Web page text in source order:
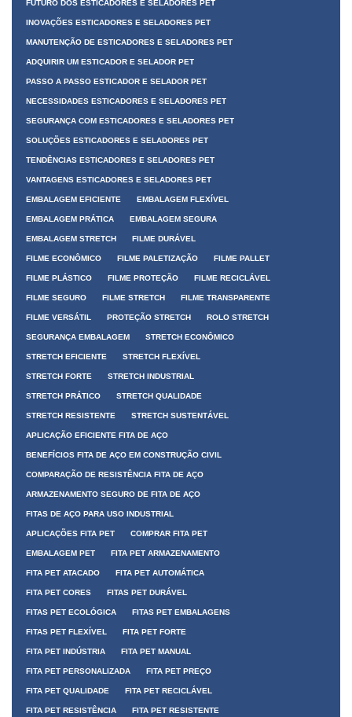
FUTURO DOS ESTICADORES E SELADORES PET
INOVAÇÕES ESTICADORES E SELADORES PET
MANUTENÇÃO DE ESTICADORES E SELADORES PET
ADQUIRIR UM ESTICADOR E SELADOR PET
PASSO A PASSO ESTICADOR E SELADOR PET
NECESSIDADES ESTICADORES E SELADORES PET
SEGURANÇA COM ESTICADORES E SELADORES PET
SOLUÇÕES ESTICADORES E SELADORES PET
TENDÊNCIAS ESTICADORES E SELADORES PET
VANTAGENS ESTICADORES E SELADORES PET
EMBALAGEM EFICIENTE EMBALAGEM FLEXÍVEL
EMBALAGEM PRÁTICA EMBALAGEM SEGURA
EMBALAGEM STRETCH FILME DURÁVEL
FILME ECONÔMICO FILME PALETIZAÇÃO FILME PALLET
FILME PLÁSTICO FILME PROTEÇÃO FILME RECICLÁVEL
FILME SEGURO FILME STRETCH FILME TRANSPARENTE
FILME VERSÁTIL PROTEÇÃO STRETCH ROLO STRETCH
SEGURANÇA EMBALAGEM STRETCH ECONÔMICO
STRETCH EFICIENTE STRETCH FLEXÍVEL
STRETCH FORTE STRETCH INDUSTRIAL
STRETCH PRÁTICO STRETCH QUALIDADE
STRETCH RESISTENTE STRETCH SUSTENTÁVEL
APLICAÇÃO EFICIENTE FITA DE AÇO
BENEFÍCIOS FITA DE AÇO EM CONSTRUÇÃO CIVIL
COMPARAÇÃO DE RESISTÊNCIA FITA DE AÇO
ARMAZENAMENTO SEGURO DE FITA DE AÇO
FITAS DE AÇO PARA USO INDUSTRIAL
APLICAÇÕES FITA PET COMPRAR FITA PET
EMBALAGEM PET FITA PET ARMAZENAMENTO
FITA PET ATACADO FITA PET AUTOMÁTICA
FITA PET CORES FITAS PET DURÁVEL
FITAS PET ECOLÓGICA FITAS PET EMBALAGENS
FITAS PET FLEXÍVEL FITA PET FORTE
FITA PET INDÚSTRIA FITA PET MANUAL
FITA PET PERSONALIZADA FITA PET PREÇO
FITA PET QUALIDADE FITA PET RECICLÁVEL
FITA PET RESISTÊNCIA FITA PET RESISTENTE